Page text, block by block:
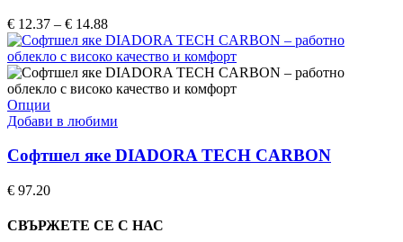
The
options
may
be
chosen
on
the
product
€ 12.37 – € 14.88Price
range:
€ 12.37
through
€ 14.88
Опции
product
multiple
The
may
be
Добави в любими
Софтшел яке DIADORA TECH CARBON
€ 97.20
СВЪРЖЕТЕ СЕ С НАС